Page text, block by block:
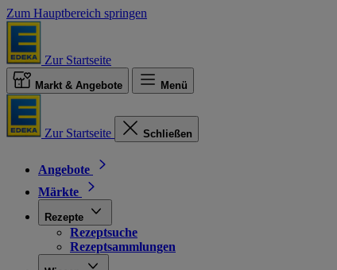
Zum Hauptbereich springen
Zur Startseite
Markt & Angebote Menü
Zur Startseite Schließen
Angebote
Märkte
Rezepte
Rezeptsuche
Rezeptsammlungen